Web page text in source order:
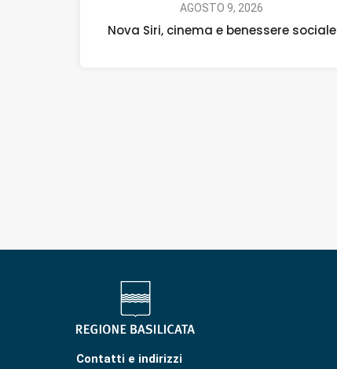
AGOSTO 9, 2026
Nova Siri, cinema e benessere sociale
Contatti e indirizzi